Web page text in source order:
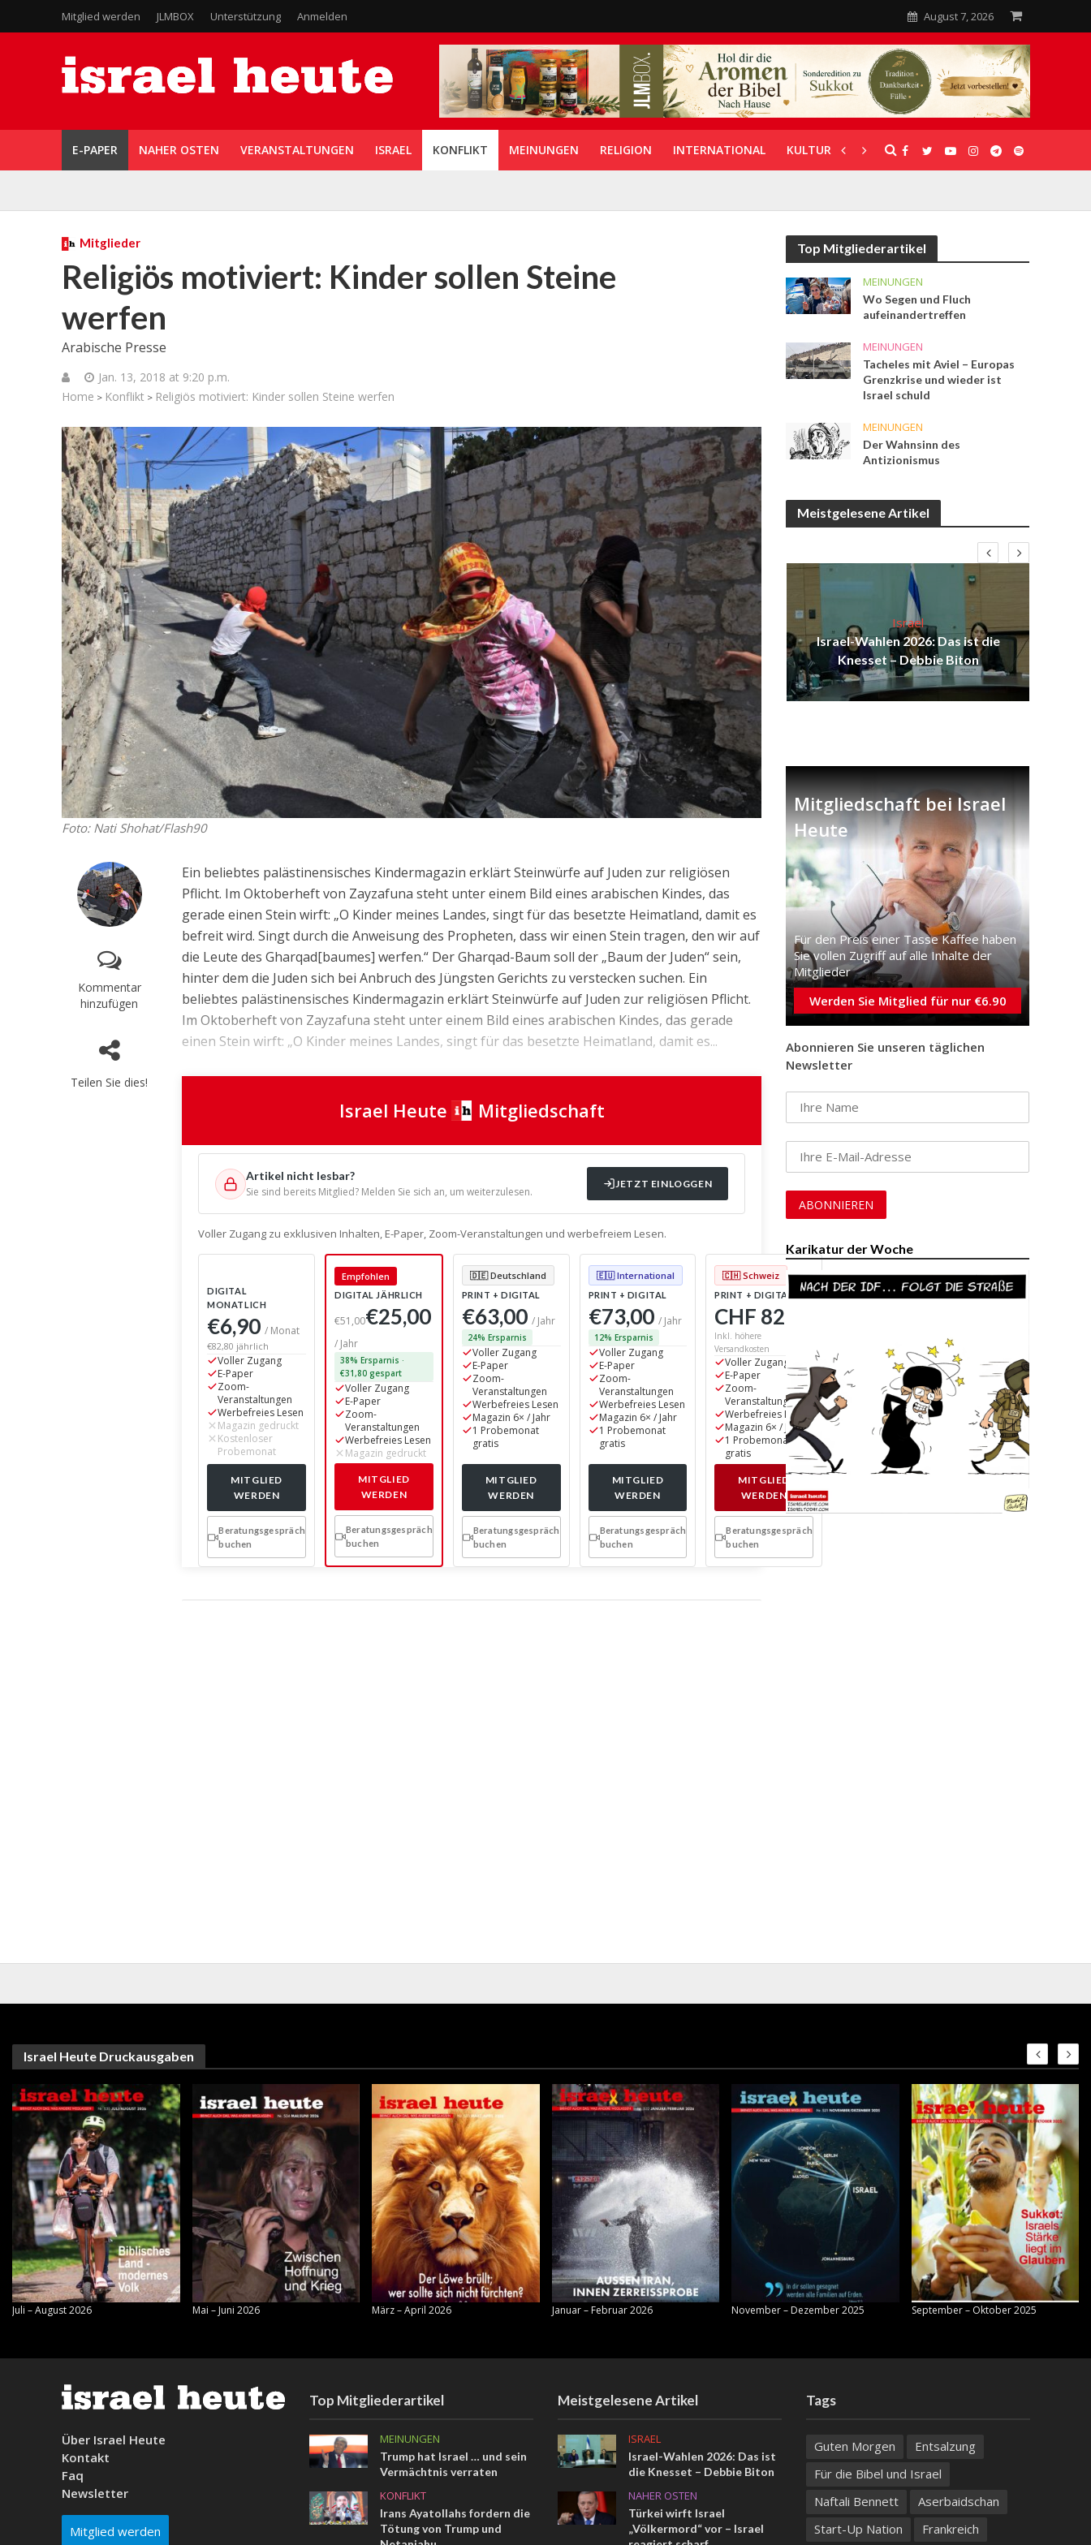
Mitglied werden JLMBOX Unterstützung Anmelden August 7, 2026
E-PAPER NAHER OSTEN VERANSTALTUNGEN ISRAEL KONFLIKT MEINUNGEN RELIGION INTERNATIONAL KULTUR UNTERSTÜTZUNG
Mitglieder
Religiös motiviert: Kinder sollen Steine
werfen
Arabische Presse
Jan. 13, 2018 at 9:20 p.m.
Home > Konflikt > Religiös motiviert: Kinder sollen Steine werfen
Foto: Nati Shohat/Flash90
Kommentar
hinzufügen
Teilen Sie dies!
Ein beliebtes palästinensisches Kindermagazin erklärt Steinwürfe auf Juden zur religiösen
Pflicht. Im Oktoberheft von Zayzafuna steht unter einem Bild eines arabischen Kindes, das
gerade einen Stein wirft: „O Kinder meines Landes, singt für das besetzte Heimatland, damit es
befreit wird. Singt durch die Anweisung des Propheten, dass wir einen Stein tragen, den wir auf
die Leute des Gharqad[baumes] werfen.“ Der Gharqad-Baum soll der „Baum der Juden“ sein,
hinter dem die Juden sich bei Anbruch des Jüngsten Gerichts zu verstecken suchen. Ein
beliebtes palästinensisches Kindermagazin erklärt Steinwürfe auf Juden zur religiösen Pflicht.
Im Oktoberheft von Zayzafuna steht unter einem Bild eines arabischen Kindes, das gerade
einen Stein wirft: „O Kinder meines Landes, singt für das besetzte Heimatland, damit es...
Israel Heute Mitgliedschaft
Artikel nicht lesbar?
Sie sind bereits Mitglied? Melden Sie sich an, um weiterzulesen.
JETZT EINLOGGEN
Voller Zugang zu exklusiven Inhalten, E-Paper, Zoom-Veranstaltungen und werbefreiem Lesen.
DIGITAL
MONATLICH
€6,90/ Monat
€82,80 jährlich
Voller Zugang
E-Paper
Zoom-
Veranstaltungen
Werbefreies Lesen
Magazin gedruckt
Kostenloser
Probemonat
MITGLIED
WERDEN
Beratungsgespräch
buchen
Empfohlen
DIGITAL JÄHRLICH
€51,00€25,00
/ Jahr
38% Ersparnis ·
€31,80 gespart
Voller Zugang
E-Paper
Zoom-
Veranstaltungen
Werbefreies Lesen
Magazin gedruckt
MITGLIED
WERDEN
Beratungsgespräch
buchen
🇩🇪 Deutschland
PRINT + DIGITAL
€63,00 / Jahr
24% Ersparnis
Voller Zugang
E-Paper
Zoom-
Veranstaltungen
Werbefreies Lesen
Magazin 6× / Jahr
1 Probemonat
gratis
MITGLIED
WERDEN
Beratungsgespräch
buchen
🇪🇺 International
PRINT + DIGITAL
€73,00 / Jahr
12% Ersparnis
Voller Zugang
E-Paper
Zoom-
Veranstaltungen
Werbefreies Lesen
Magazin 6× / Jahr
1 Probemonat
gratis
MITGLIED
WERDEN
Beratungsgespräch
buchen
🇨🇭 Schweiz
PRINT + DIGITAL
CHF 82
Inkl. höhere
Versandkosten
Voller Zugang
E-Paper
Zoom-
Veranstaltungen
Werbefreies Lesen
Magazin 6× / Jahr
1 Probemonat
gratis
MITGLIED
WERDEN
Beratungsgespräch
buchen
Top Mitgliederartikel
MEINUNGEN
Wo Segen und Fluch
aufeinandertreffen
MEINUNGEN
Tacheles mit Aviel – Europas
Grenzkrise und wieder ist
Israel schuld
MEINUNGEN
Der Wahnsinn des
Antizionismus
Meistgelesene Artikel
Konflikt
Neue UNICEF-Daten stellen
Hungervorwürfe gegen Israel
infrage
Meinungen
Eine Alternative zur Zwei-
Staaten-Lösung
Israel
Israel-Wahlen 2026: Das ist die
Knesset – Debbie Biton
Mitgliedschaft bei Israel
Heute
Für den Preis einer Tasse Kaffee haben
Sie vollen Zugriff auf alle Inhalte der
Mitglieder
Werden Sie Mitglied für nur €6.90
Abonnieren Sie unseren täglichen
Newsletter
Karikatur der Woche
Israel Heute Druckausgaben
Juli – August 2026 Mai – Juni 2026 März – April 2026 Januar – Februar 2026 November – Dezember 2025 September – Oktober 2025
Über Israel Heute
Kontakt
Faq
Newsletter
Mitglied werden
Top Mitgliederartikel
MEINUNGEN
Trump hat Israel … und sein
Vermächtnis verraten
KONFLIKT
Irans Ayatollahs fordern die
Tötung von Trump und
Meistgelesene Artikel
ISRAEL
Israel-Wahlen 2026: Das ist
die Knesset – Debbie Biton
NAHER OSTEN
Türkei wirft Israel
„Völkermord“ vor – Israel
Tags
Guten Morgen
Entsalzung
Für die Bibel und Israel
Naftali Bennett
Aserbaidschan
Start-Up Nation
Frankreich